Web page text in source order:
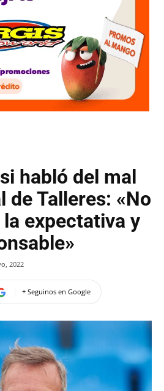
habló del mal
de Talleres: «No
expectativa y
2022
+ Seguinos en Google